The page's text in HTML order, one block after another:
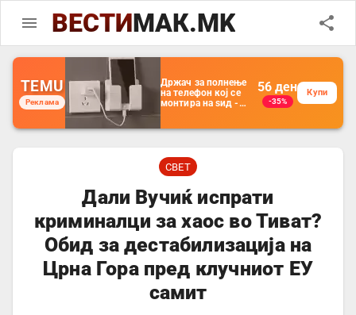
ВЕСТИМАК.MK
TEMU
Реклама
Држач за полнење
на телефон кој се
монтира на ѕид -
организатор за
далечински
управувач
56 ден
-35%
Купи
СВЕТ
Дали Вучиќ испрати
криминалци за хаос во Тиват?
Обид за дестабилизација на
Црна Гора пред клучниот ЕУ
самит